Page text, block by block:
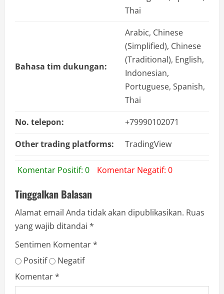
Thai
Bahasa tim dukungan:
Arabic, Chinese
(Simplified), Chinese
(Traditional), English,
Indonesian,
Portuguese, Spanish,
Thai
No. telepon:
+79990102071
Other trading platforms:
TradingView
Komentar Positif: 0 Komentar Negatif: 0
Tinggalkan Balasan
Alamat email Anda tidak akan dipublikasikan. Ruas
yang wajib ditandai *
Sentimen Komentar*
Positif
Negatif
Komentar*